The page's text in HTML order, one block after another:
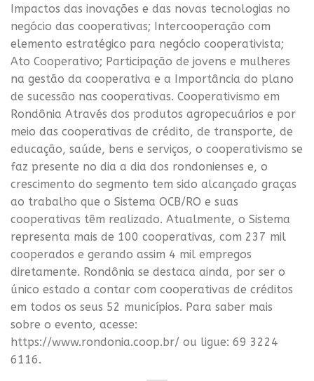
Impactos das inovações e das novas tecnologias no
negócio das cooperativas; Intercooperação com
elemento estratégico para negócio cooperativista;
Ato Cooperativo; Participação de jovens e mulheres
na gestão da cooperativa e a Importância do plano
de sucessão nas cooperativas. Cooperativismo em
Rondônia Através dos produtos agropecuários e por
meio das cooperativas de crédito, de transporte, de
educação, saúde, bens e serviços, o cooperativismo se
faz presente no dia a dia dos rondonienses e, o
crescimento do segmento tem sido alcançado graças
ao trabalho que o Sistema OCB/RO e suas
cooperativas têm realizado. Atualmente, o Sistema
representa mais de 100 cooperativas, com 237 mil
cooperados e gerando assim 4 mil empregos
diretamente. Rondônia se destaca ainda, por ser o
único estado a contar com cooperativas de créditos
em todos os seus 52 municípios. Para saber mais
sobre o evento, acesse:
https://www.rondonia.coop.br/ ou ligue: 69 3224
6116.